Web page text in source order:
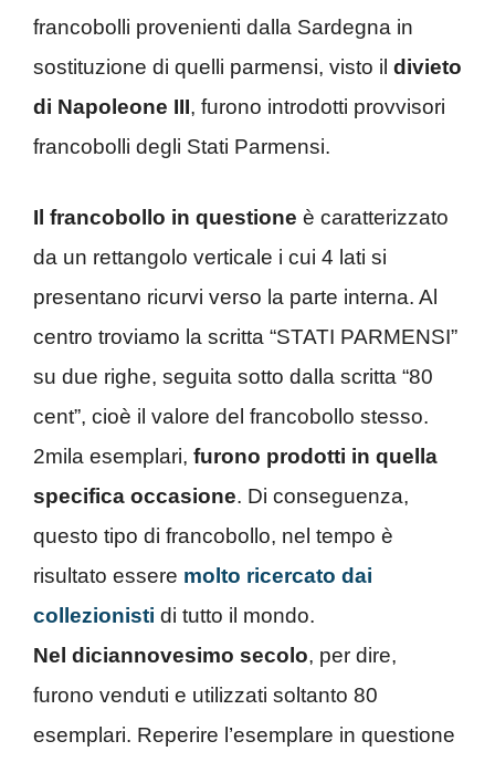
francobolli provenienti dalla Sardegna in
sostituzione di quelli parmensi, visto il divieto
di Napoleone III, furono introdotti provvisori
francobolli degli Stati Parmensi.
Il francobollo in questione è caratterizzato
da un rettangolo verticale i cui 4 lati si
presentano ricurvi verso la parte interna. Al
centro troviamo la scritta “STATI PARMENSI”
su due righe, seguita sotto dalla scritta “80
cent”, cioè il valore del francobollo stesso.
2mila esemplari, furono prodotti in quella
specifica occasione. Di conseguenza,
questo tipo di francobollo, nel tempo è
risultato essere molto ricercato dai
collezionisti di tutto il mondo.
Nel diciannovesimo secolo, per dire,
furono venduti e utilizzati soltanto 80
esemplari. Reperire l’esemplare in questione